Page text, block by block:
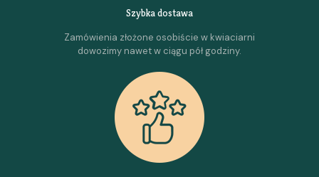
Szybka dostawa
Zamówienia złożone osobiście w kwiaciarni
dowozimy nawet w ciągu pół godziny.